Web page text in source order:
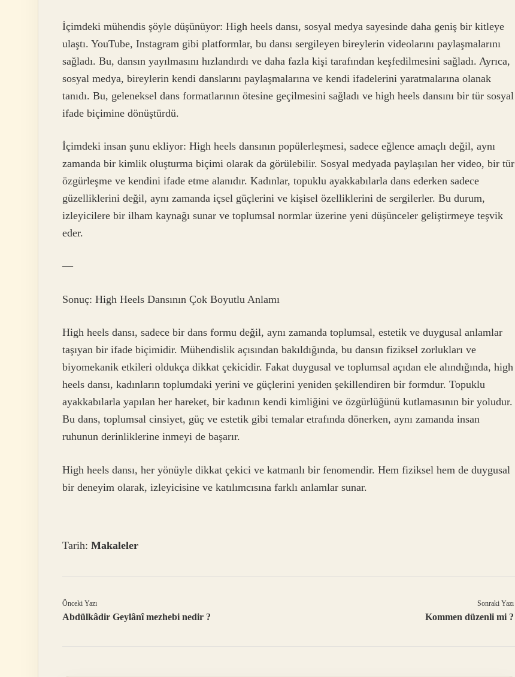
İçimdeki mühendis şöyle düşünüyor: High heels dansı, sosyal medya sayesinde daha geniş bir kitleye
ulaştı. YouTube, Instagram gibi platformlar, bu dansı sergileyen bireylerin videolarını paylaşmalarını
sağladı. Bu, dansın yayılmasını hızlandırdı ve daha fazla kişi tarafından keşfedilmesini sağladı. Ayrıca,
sosyal medya, bireylerin kendi danslarını paylaşmalarına ve kendi ifadelerini yaratmalarına olanak
tanıdı. Bu, geleneksel dans formatlarının ötesine geçilmesini sağladı ve high heels dansını bir tür sosyal
ifade biçimine dönüştürdü.
İçimdeki insan şunu ekliyor: High heels dansının popülerleşmesi, sadece eğlence amaçlı değil, aynı
zamanda bir kimlik oluşturma biçimi olarak da görülebilir. Sosyal medyada paylaşılan her video, bir tür
özgürleşme ve kendini ifade etme alanıdır. Kadınlar, topuklu ayakkabılarla dans ederken sadece
güzelliklerini değil, aynı zamanda içsel güçlerini ve kişisel özelliklerini de sergilerler. Bu durum,
izleyicilere bir ilham kaynağı sunar ve toplumsal normlar üzerine yeni düşünceler geliştirmeye teşvik
eder.
—
Sonuç: High Heels Dansının Çok Boyutlu Anlamı
High heels dansı, sadece bir dans formu değil, aynı zamanda toplumsal, estetik ve duygusal anlamlar
taşıyan bir ifade biçimidir. Mühendislik açısından bakıldığında, bu dansın fiziksel zorlukları ve
biyomekanik etkileri oldukça dikkat çekicidir. Fakat duygusal ve toplumsal açıdan ele alındığında, high
heels dansı, kadınların toplumdaki yerini ve güçlerini yeniden şekillendiren bir formdur. Topuklu
ayakkabılarla yapılan her hareket, bir kadının kendi kimliğini ve özgürlüğünü kutlamasının bir yoludur.
Bu dans, toplumsal cinsiyet, güç ve estetik gibi temalar etrafında dönerken, aynı zamanda insan
ruhunun derinliklerine inmeyi de başarır.
High heels dansı, her yönüyle dikkat çekici ve katmanlı bir fenomendir. Hem fiziksel hem de duygusal
bir deneyim olarak, izleyicisine ve katılımcısına farklı anlamlar sunar.
Tarih: Makaleler
Önceki Yazı
Abdülkâdir Geylânî mezhebi nedir ?
Sonraki Yazı
Kommen düzenli mi ?